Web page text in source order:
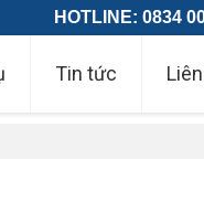
HOTLINE: 0834
Tin tức